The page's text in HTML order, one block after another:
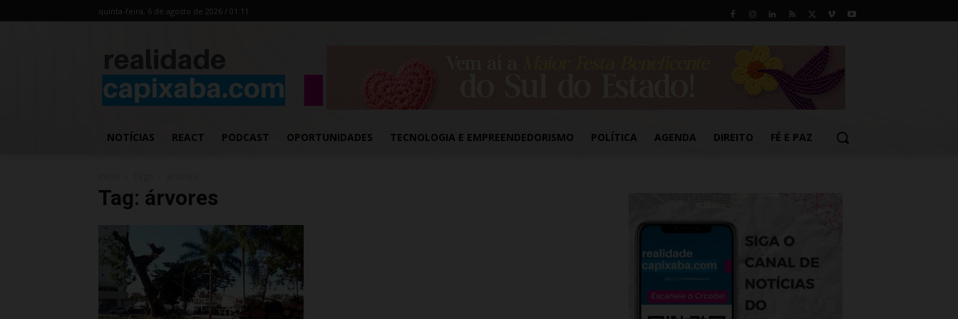
quinta-feira, 6 de agosto de 2026 / 01:11
NOTÍCIAS REACT PODCAST OPORTUNIDADES TECNOLOGIA E EMPREENDEDORISMO POLÍTICA AGENDA DIREITO FÉ E PAZ
Tag: árvores